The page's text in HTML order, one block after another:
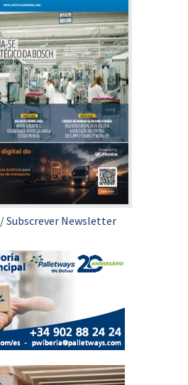
/Subscrever Newsletter